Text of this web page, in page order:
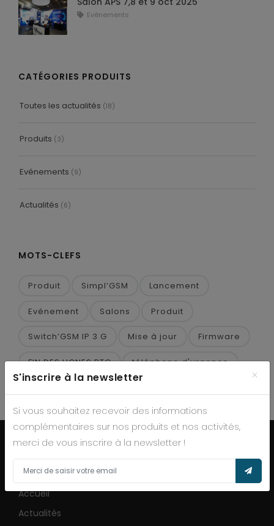
Evénements
CATÉGORIES PRODUITS
Toutes les actualités (18)
Produits (3)
Evénements (9)
Actualités (6)
MOTS-CLEFS
Produit Simpl’GSM Lancement
Evénement Salons Produit
Switch’GSM IP 3 G Mise à jour Firmware
FIN DES LIGNES RTC téléphone d'urgence
Accueil
Actualités
S'inscrire à la newsletter ×
Si vous souhaitez recevoir des informations
complémentaires sur nos produits et nos activités,
merci de vous inscrire à la newsletter !